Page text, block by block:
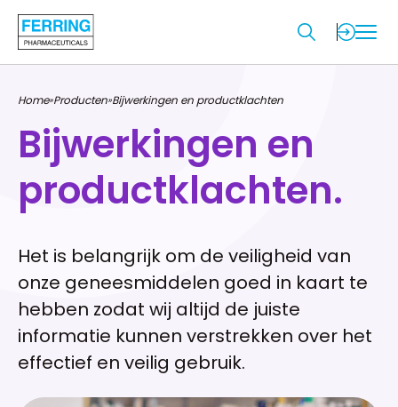
Home»Producten»Bijwerkingen en productklachten
Bijwerkingen en
productklachten.
Het is belangrijk om de veiligheid van
onze geneesmiddelen goed in kaart te
hebben zodat wij altijd de juiste
informatie kunnen verstrekken over het
effectief en veilig gebruik.